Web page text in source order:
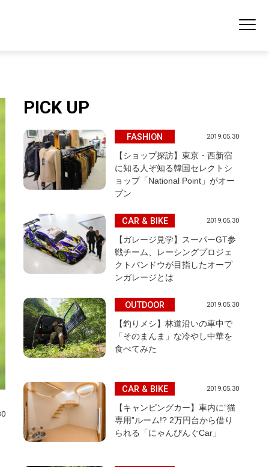
PICK UP
FASHION 2019.05.30
【ショップ探訪】東京・西新宿
に知る人ぞ知る韓国セレクトシ
ョップ「National Point」がオー
プン
CAR & BIKE 2019.05.30
【ガレージ見学】スーパーGT参
戦チーム、レーシングプロジェ
クトバンドウが目指したオープ
ンガレージとは
OUTDOOR 2019.05.30
【釣りメシ】林道沿いの車中で
「そのまんま」な冷やし中華を
食べてみた
CAR & BIKE 2019.05.30
【キャンピングカー】車内に“猫
専用”ルーム!? 2万円台から借り
られる「にゃんぴんぐCar」